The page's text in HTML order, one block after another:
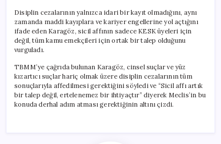
Disiplin cezalarının yalnızca idari bir kayıt olmadığını, aynı
zamanda maddi kayıplara ve kariyer engellerine yol açtığını
ifade eden Karagöz, sicil affının sadece KESK üyeleri için
değil, tüm kamu emekçileri için ortak bir talep olduğunu
vurguladı.
TBMM’ye çağrıda bulunan Karagöz, cinsel suçlar ve yüz
kızartıcı suçlar hariç olmak üzere disiplin cezalarının tüm
sonuçlarıyla affedilmesi gerektiğini söyledi ve “Sicil affı artık
bir talep değil, ertelenemez bir ihtiyaçtır” diyerek Meclis’in bu
konuda derhal adım atması gerektiğinin altını çizdi.